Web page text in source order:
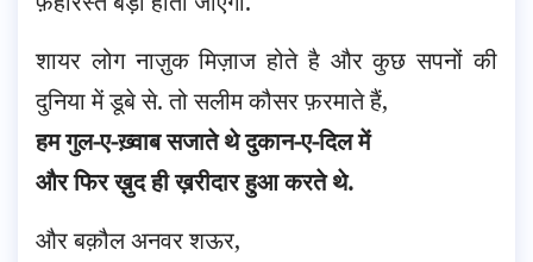
शायर लोग नाज़ुक मिज़ाज होते है और कुछ सपनों की
दुनिया में डूबे से. तो सलीम कौसर फ़रमाते हैं,
हम गुल-ए-ख़्वाब सजाते थे दुकान-ए-दिल में
और फिर ख़ुद ही ख़रीदार हुआ करते थे.
और बक़ौल अनवर शऊर,